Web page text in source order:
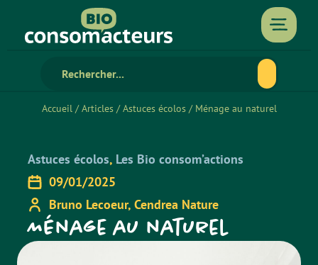
Accueil/Articles/Astuces écolos/ Ménage au naturel
Astuces écolos, Les Bio consom’actions
09/01/2025
Bruno Lecoeur, Cendrea Nature
Ménage au naturel